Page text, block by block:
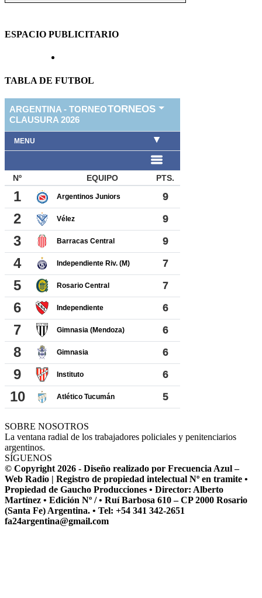
ESPACIO PUBLICITARIO
TABLA DE FUTBOL
SOBRE NOSOTROS
La ventana radial de los trabajadores policiales y penitenciarios
argentinos.
SÍGUENOS
© Copyright 2026 - Diseño realizado por Frecuencia Azul –
Web Radio | Registro de propiedad intelectual Nº en tramite •
Propiedad de Gaucho Producciones • Director: Alberto
Martínez • Edición Nº / • Ruí Barbosa 610 – CP 2000 Rosario
(Santa Fe) Argentina. • Tel: +54 341 342-2651
fa24argentina@gmail.com